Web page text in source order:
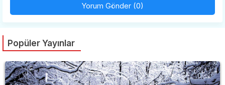
Yorum Gönder (0)
Popüler Yayınlar